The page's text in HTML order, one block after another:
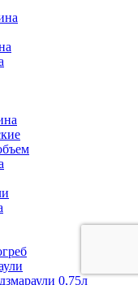
0,75л